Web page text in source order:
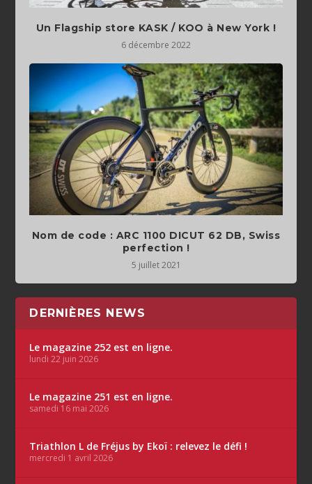
Un Flagship store KASK / KOO à New York !
6 décembre 2022
Nom de code : ARC 1100 DICUT 62 DB, Swiss
perfection !
5 juillet 2021
DERNIÈRES NEWS
Le magazine 252 est en ligne.
lundi 22 juin 2026
Le magazine 251 est en ligne.
samedi 16 mai 2026
Triathlon L de Fréjus by Ekoï : relevez le défi !
mercredi 1 avril 2026